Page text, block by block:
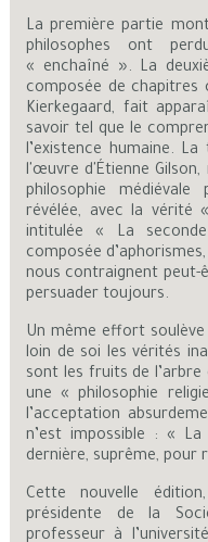
La première partie
philosophes ont
« enchaîné ». La
composée de chapitres
Kierkegaard, fait
savoir tel que le
l’existence humaine.
l'œuvre d'Étienne
philosophie
révélée, avec la vérité
intitulée « La
composée
nous contraignent peut-
persuader toujours.
Un même effort
loin de soi les vérités
sont les fruits de l’arbre
une « philosophie
l’acceptation
n’est impossible : «
dernière, suprême, pour
Cette nouvelle
présidente de la
professeur à